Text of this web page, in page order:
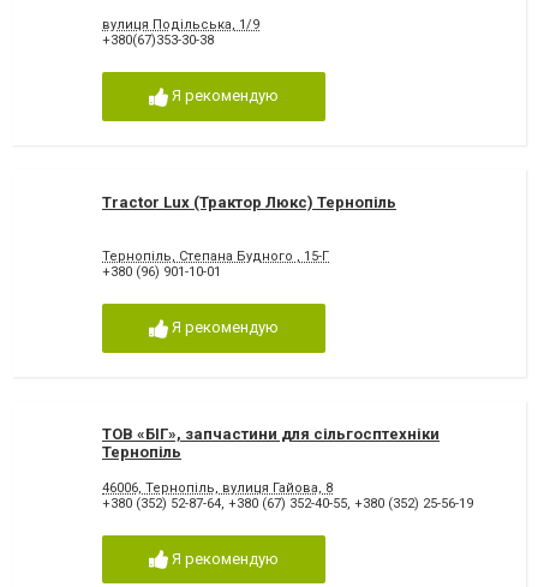
вулиця Подільська, 1/9
+380(67)353-30-38
Я рекомендую
Tractor Lux (Трактор Люкс) Тернопіль
Тернопіль, Степана Будного , 15-Г
+380 (96) 901-10-01
Я рекомендую
ТОВ «БІГ», запчастини для сільгосптехніки
Тернопіль
46006, Тернопіль, вулиця Гайова, 8
+380 (352) 52-87-64, +380 (67) 352-40-55, +380 (352) 25-56-19
Я рекомендую